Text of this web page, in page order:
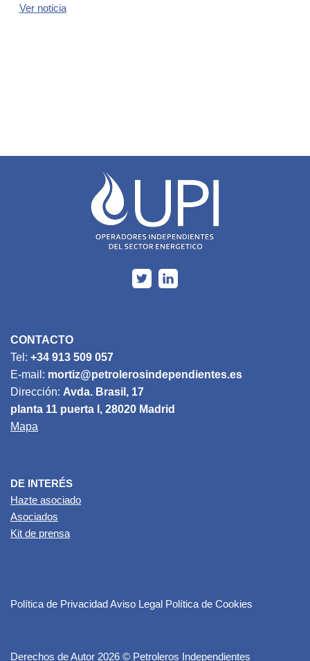
Ver noticia
CONTACTO
Tel: +34 913 509 057
E-mail: mortiz@petrolerosindependientes.es
Dirección: Avda. Brasil, 17
planta 11 puerta I, 28020 Madrid
Mapa
DE INTERÉS
Hazte asociado
Asociados
Kit de prensa
Política de PrivacidadAviso Legal Política de Cookies
Derechos de Autor 2026 © Petroleros Independientes